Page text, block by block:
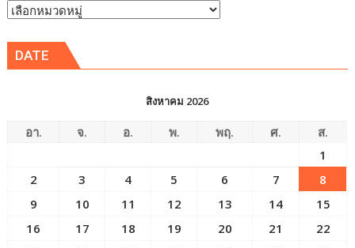
หัวข้อ
DATE
สิงหาคม 2026
อา. จ. อ. พ. พฤ. ศ.
ส.
1
2
3 4 5 6 7
8
9
10 11 12 13 14
15
16
17 18 19 20 21
22